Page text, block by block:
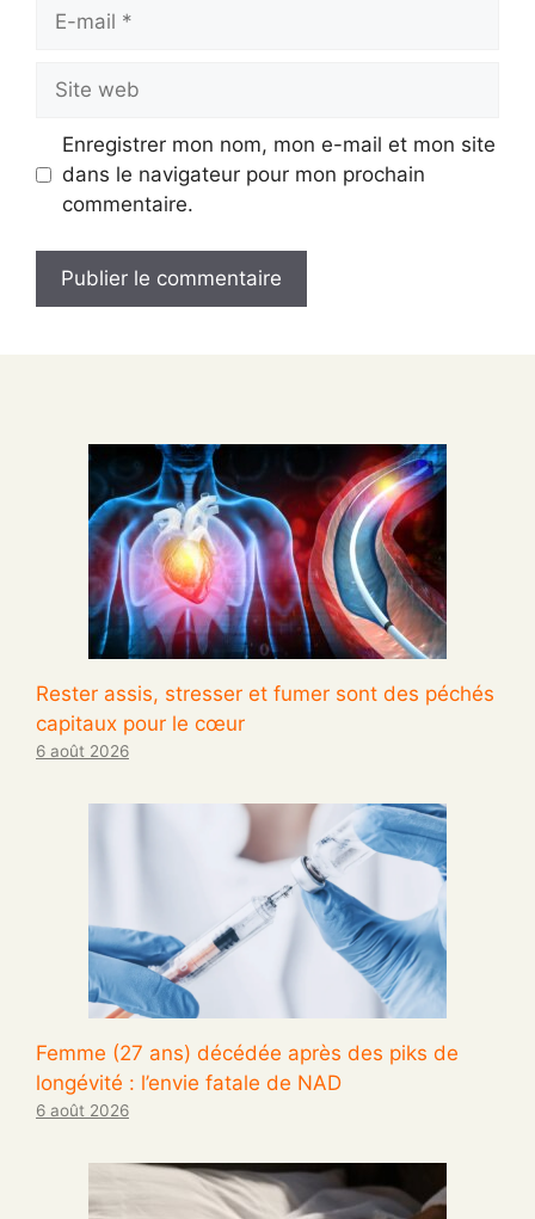
Site
web
Enregistrer mon nom, mon e-mail et mon site
dans le navigateur pour mon prochain
commentaire.
Rester assis, stresser et fumer sont des péchés
capitaux pour le cœur
6 août 2026
Femme (27 ans) décédée après des piks de
longévité : l’envie fatale de NAD
6 août 2026